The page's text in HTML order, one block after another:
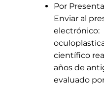
Por
Enviar al
electrónico:
científico
años de
evaluado